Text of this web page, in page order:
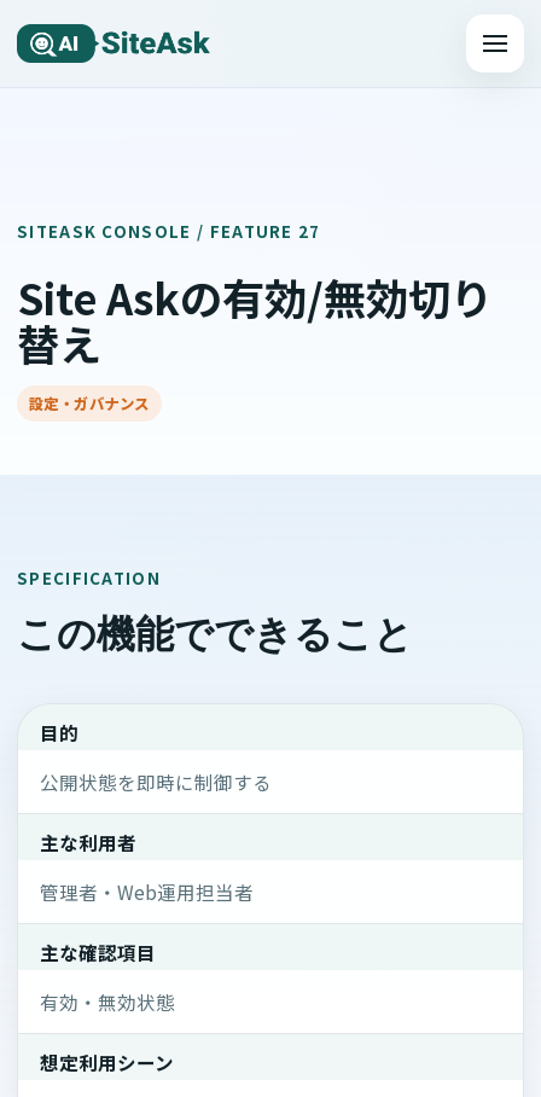
メニュ
SITEASK CONSOLE / FEATURE 27
Site Askの有効/無効切り
替え
設定・ガバナンス
SPECIFICATION
この機能でできること
目的
公開状態を即時に制御する
主な利用者
管理者・Web運用担当者
主な確認項目
有効・無効状態
想定利用シーン